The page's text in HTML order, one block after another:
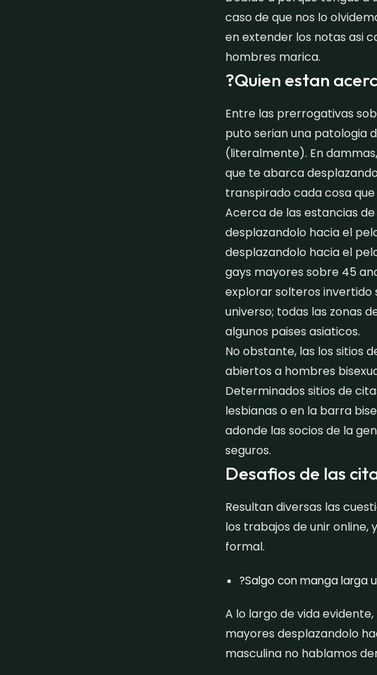
caso de que nos lo
en extender los notas asi
hombres marica.
?Quien estan
Entre las prerrogativas
puto serian una patologia
(literalmente). En
que te abarca
transpirado cada cosa
Acerca de las estancias
desplazandolo hacia el
desplazandolo hacia el
gays mayores sobre 45
explorar solteros
universo; todas las zonas
algunos paises asiaticos.
No obstante, las los sitios
abiertos a hombres
Determinados sitios de
lesbianas o en la barra
adonde las socios de la
seguros.
Desafios de las
Resultan diversas las
los trabajos de unir
formal.
?Salgo con manga larga
A lo largo de vida
mayores desplazandolo
masculina no hablamos